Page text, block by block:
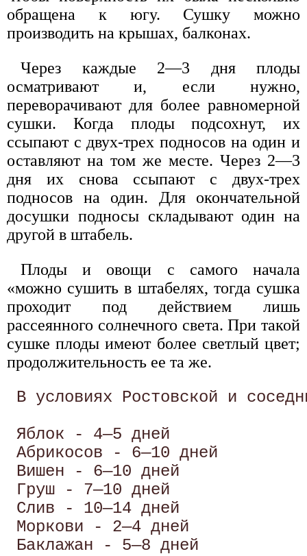
обращена к югу. Сушку можно
производить на крышах, балконах.
Через каждые 2—3 дня плоды
осматривают и, если нужно,
переворачивают для более равномерной
сушки. Когда плоды подсохнут, их
ссыпают с двух-трех подносов на один и
оставляют на том же месте. Через 2—3
дня их снова ссыпают с двух-трех
подносов на один. Для окончательной
досушки подносы складывают один на
другой в штабель.
Плоды и овощи с самого начала
«можно сушить в штабелях, тогда сушка
проходит под действием лишь
рассеянного солнечного света. При такой
сушке плоды имеют более светлый цвет;
продолжительность ее та же.
В условиях Ростовской и
Яблок - 4—5 дней
Абрикосов - 6—10 дней
Вишен - 6—10 дней
Груш - 7—10 дней
Слив - 10—14 дней
Моркови - 2—4 дней
Баклажан - 5—8 дней